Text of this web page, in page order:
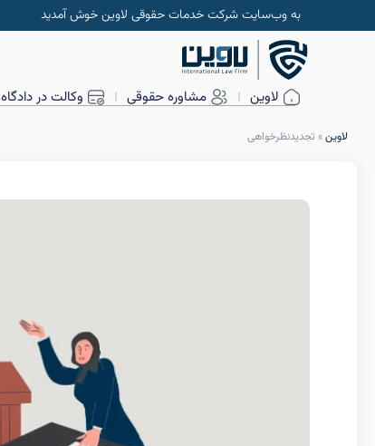
به وب‌سایت شرکت خدمات حقوقی لاوین خوش آمدید
لاوین مشاوره حقوقی وکالت در دادگاه
لاوین» تجدیدنظرخواهی